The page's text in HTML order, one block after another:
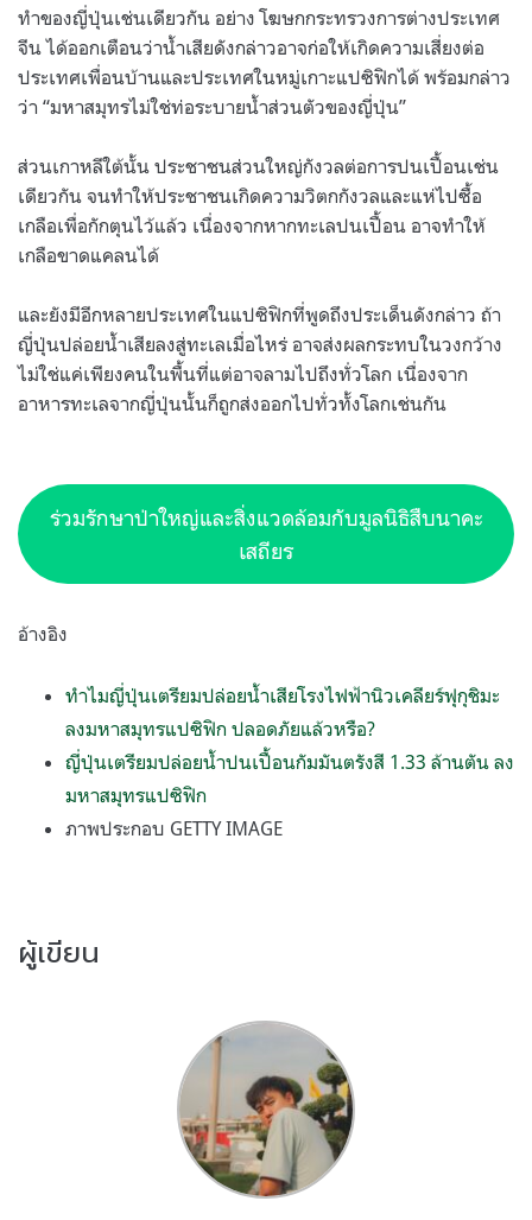
ทำของญี่ปุ่นเช่นเดียวกัน อย่าง โฆษกกระทรวงการต่างประเทศ
จีน ได้ออกเตือนว่าน้ำเสียดังกล่าวอาจก่อให้เกิดความเสี่ยงต่อ
ประเทศเพื่อนบ้านและประเทศในหมู่เกาะแปซิฟิกได้ พร้อมกล่าว
ว่า “มหาสมุทรไม่ใช่ท่อระบายน้ำส่วนตัวของญี่ปุ่น”
ส่วนเกาหลีใต้นั้น ประชาชนส่วนใหญ่กังวลต่อการปนเปื้อนเช่น
เดียวกัน จนทำให้ประชาชนเกิดความวิตกกังวลและแห่ไปซื้อ
เกลือเพื่อกักตุนไว้แล้ว เนื่องจากหากทะเลปนเปื้อน อาจทำให้
เกลือขาดแคลนได้
และยังมีอีกหลายประเทศในแปซิฟิกที่พูดถึงประเด็นดังกล่าว ถ้า
ญี่ปุ่นปล่อยน้ำเสียลงสู่ทะเลเมื่อไหร่ อาจส่งผลกระทบในวงกว้าง
ไม่ใช่แค่เพียงคนในพื้นที่แต่อาจลามไปถึงทั่วโลก เนื่องจาก
อาหารทะเลจากญี่ปุ่นนั้นก็ถูกส่งออกไปทั่วทั้งโลกเช่นกัน
ร่วมรักษาป่าใหญ่และสิ่งแวดล้อมกับมูลนิธิสืบนาคะ
เสถียร
อ้างอิง
ทำไมญี่ปุ่นเตรียมปล่อยน้ำเสียโรงไฟฟ้านิวเคลียร์ฟุกุชิมะ
ลงมหาสมุทรแปซิฟิก ปลอดภัยแล้วหรือ?
ญี่ปุ่นเตรียมปล่อยน้ำปนเปื้อนกัมมันตรังสี 1.33 ล้านตัน ลง
มหาสมุทรแปซิฟิก
ภาพประกอบ GETTY IMAGE
ผู้เขียน